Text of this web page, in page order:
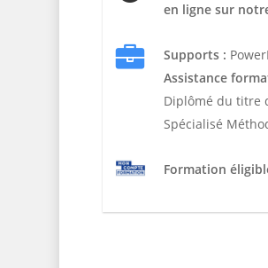
en ligne sur
Supports :
Assistance
Diplômé du titre
Spécialisé
Formation